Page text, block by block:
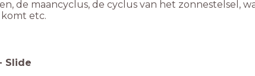
de maancyclus, de cyclus van het zonnestelsel,
etc.
Slide